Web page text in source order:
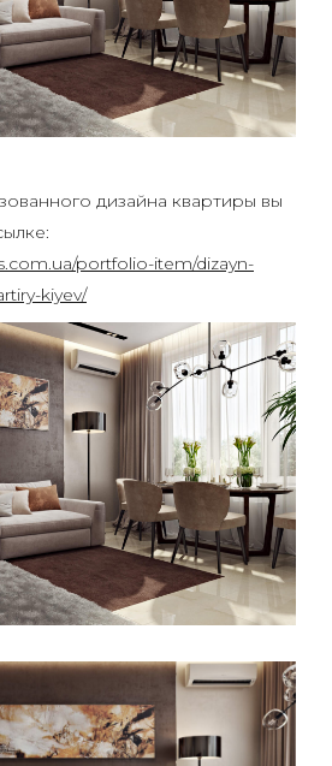
дизайна квартиры вы
portfolio-item/dizayn-
kiyev/